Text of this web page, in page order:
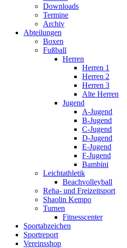
Downloads
Termine
Archiv
Abteilungen
Boxen
Fußball
Herren
Herren 1
Herren 2
Herren 3
Alte Herren
Jugend
A-Jugend
B-Jugend
C-Jugend
D-Jugend
E-Jugend
F-Jugend
Bambini
Leichtathletik
Beachvolleyball
Reha- und Freizeitsport
Shaolin Kempo
Turnen
Fitnesscenter
Sportabzeichen
Sportreport
Vereinsshop